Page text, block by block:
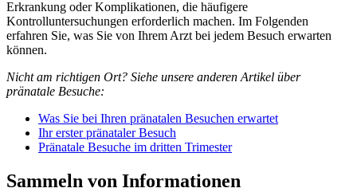
Erkrankung oder Komplikationen, die häufigere
Kontrolluntersuchungen erforderlich machen. Im Folgenden
erfahren Sie, was Sie von Ihrem Arzt bei jedem Besuch erwarten
können.
Nicht am richtigen Ort? Siehe unsere anderen Artikel über
pränatale Besuche:
Was Sie bei Ihren pränatalen Besuchen erwartet
Ihr erster pränataler Besuch
Pränatale Besuche im dritten Trimester
Sammeln von Informationen